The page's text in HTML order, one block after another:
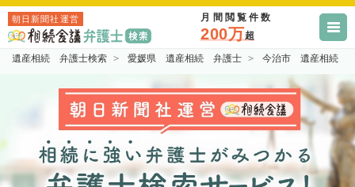
朝日新聞社運営 月間閲覧件数
200万超
遺産相続 弁護士検索 愛媛県 遺産相続 弁護士 今治市 遺産相続